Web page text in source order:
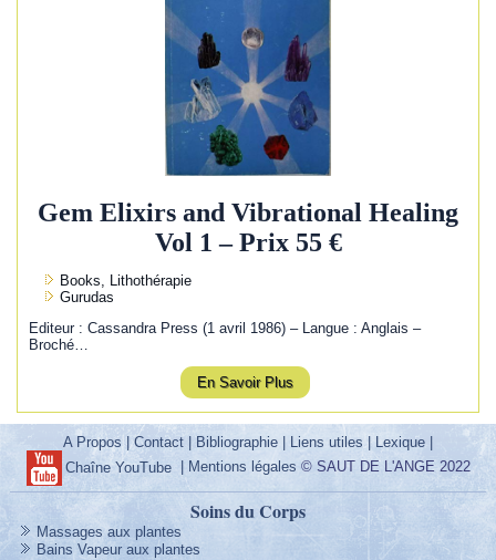
Gem Elixirs and Vibrational Healing
Vol 1 – Prix 55 €
Books, Lithothérapie
Gurudas
Editeur : Cassandra Press (1 avril 1986) – Langue : Anglais –
Broché…
En Savoir Plus
A Propos |Contact | Bibliographie | Liens utiles| Lexique |
Chaîne YouTube| Mentions légales © SAUT DE L'ANGE 2022
Soins du Corps
Massages aux plantes
Bains Vapeur aux plantes